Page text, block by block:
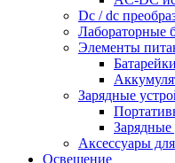
Dc / dc
Лабораторные
Элементы
Батарейки
Зарядные
Зарядные
Аксессуары
Освещение